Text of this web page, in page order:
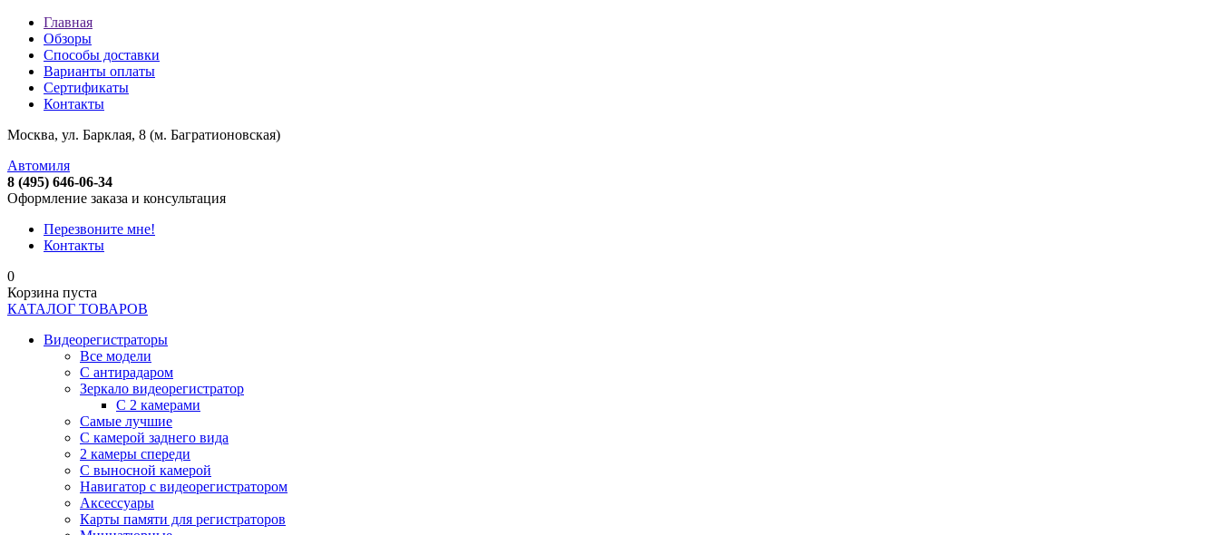
Главная
Обзоры
Способы доставки
Варианты оплаты
Сертификаты
Контакты
Москва, ул. Барклая, 8 (м. Багратионовская)
Автомиля
8 (495) 646-06-34
Оформление заказа и консультация
Перезвоните мне!
Контакты
0
Корзина пуста
КАТАЛОГ ТОВАРОВ
Видеорегистраторы
Все модели
C антирадаром
Зеркало видеорегистратор
С 2 камерами
Самые лучшие
С камерой заднего вида
2 камеры спереди
С выносной камерой
Навигатор с видеорегистратором
Аксессуары
Карты памяти для регистраторов